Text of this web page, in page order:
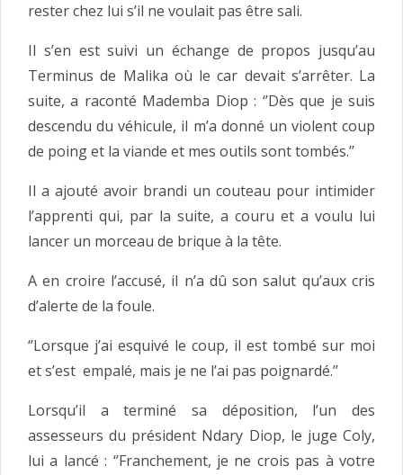
rester chez lui s’il ne voulait pas être sali.
Il s’en est suivi un échange de propos jusqu’au
Terminus de Malika où le car devait s’arrêter. La
suite, a raconté Mademba Diop : ‘’Dès que je suis
descendu du véhicule, il m’a donné un violent coup
de poing et la viande et mes outils sont tombés.’’
Il a ajouté avoir brandi un couteau pour intimider
l’apprenti qui, par la suite, a couru et a voulu lui
lancer un morceau de brique à la tête.
A en croire l’accusé, il n’a dû son salut qu’aux cris
d’alerte de la foule.
‘’Lorsque j’ai esquivé le coup, il est tombé sur moi
et s’est empalé, mais je ne l’ai pas poignardé.’’
Lorsqu’il a terminé sa déposition, l’un des
assesseurs du président Ndary Diop, le juge Coly,
lui a lancé : ‘’Franchement, je ne crois pas à votre